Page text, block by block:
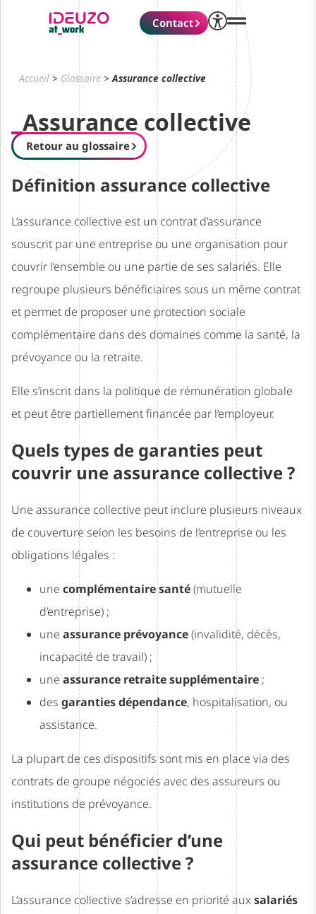
Contact
Accueil > Glossaire >Assurance collective
Assurance collective
Retour au glossaire
Définition assurance collective
L’assurance collective est un contrat d’assurance
souscrit par une entreprise ou une organisation pour
couvrir l’ensemble ou une partie de ses salariés. Elle
regroupe plusieurs bénéficiaires sous un même contrat
et permet de proposer une protection sociale
complémentaire dans des domaines comme la santé, la
prévoyance ou la retraite.
Elle s’inscrit dans la politique de rémunération globale
et peut être partiellement financée par l’employeur.
Quels types de garanties peut
couvrir une assurance collective ?
Une assurance collective peut inclure plusieurs niveaux
de couverture selon les besoins de l’entreprise ou les
obligations légales :
une complémentaire santé(mutuelle
d’entreprise) ;
une assurance prévoyance(invalidité, décès,
incapacité de travail) ;
une assurance retraite supplémentaire ;
des garanties dépendance, hospitalisation, ou
assistance.
La plupart de ces dispositifs sont mis en place via des
contrats de groupe négociés avec des assureurs ou
institutions de prévoyance.
Qui peut bénéficier d’une
assurance collective ?
L’assurance collective s’adresse en priorité auxsalariés